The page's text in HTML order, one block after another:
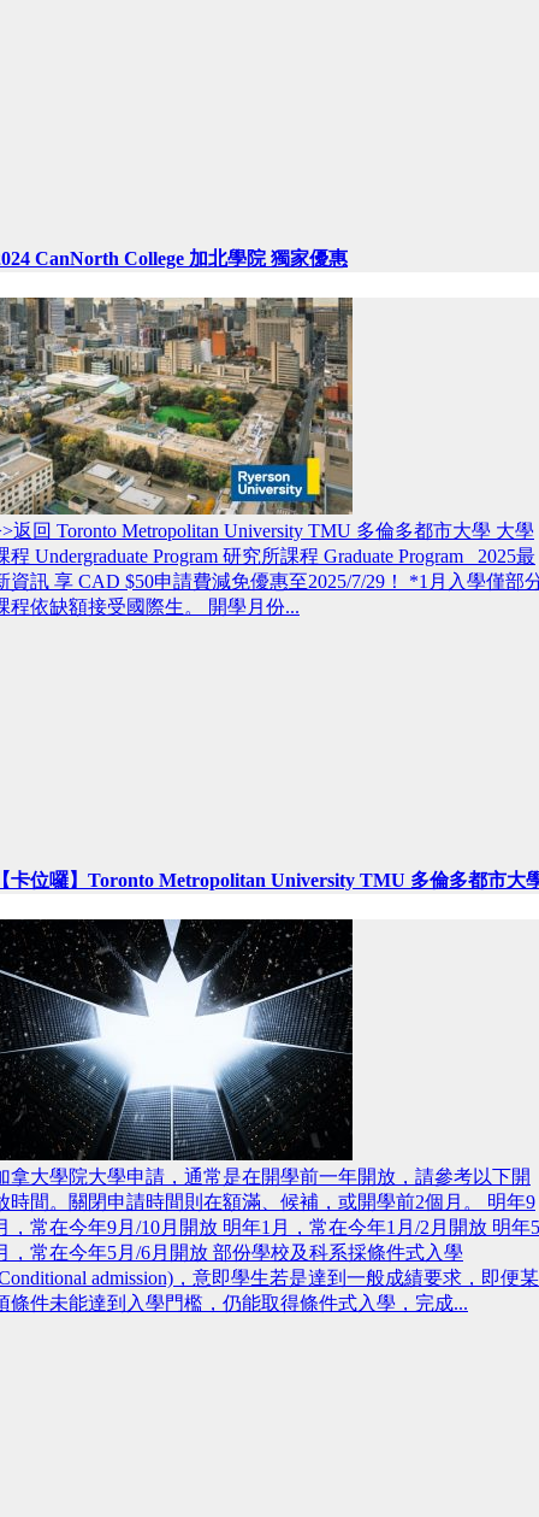
CanNorth College 加北學院 獨家優惠
返回 Toronto Metropolitan University TMU 多倫多都市大學 大學
程 Undergraduate Program 研究所課程 Graduate Program 2025最
資訊 享 CAD $50申請費減免優惠至2025/7/29！ *1月入學僅部
程依缺額接受國際生。 開學月份...
卡位囉】Toronto Metropolitan University TMU 多倫多都市大
拿大學院大學申請，通常是在開學前一年開放，請參考以下開
時間。關閉申請時間則在額滿、候補，或開學前2個月。 明年9
，常在今年9月/10月開放 明年1月，常在今年1月/2月開放 明年5
，常在今年5月/6月開放 部份學校及科系採條件式入學
admission)，意即學生若是達到一般成績要求，即便某
條件未能達到入學門檻，仍能取得條件式入學，完成...